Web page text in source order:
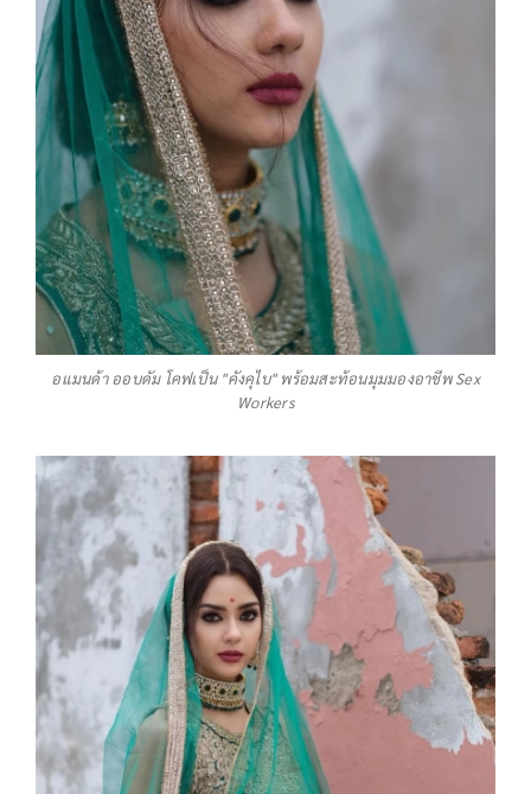
อแมนด้า ออบดัม โคฟเป็น "คังคุไบ" พร้อมสะท้อนมุมมองอาชีพ Sex
Workers